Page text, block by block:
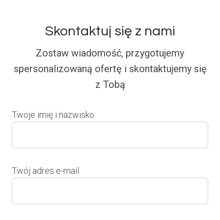
Skontaktuj się z nami
Zostaw wiadomość, przygotujemy
spersonalizowaną ofertę i skontaktujemy się
z Tobą
Twoje imię i nazwisko
Twój adres e-mail